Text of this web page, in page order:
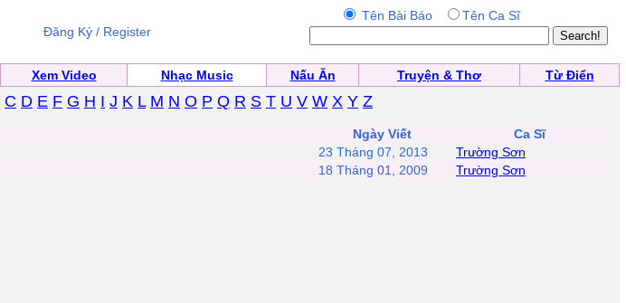
Đăng Ký / Register
Tên Bài Báo Tên Ca Sĩ
Xem Video Nhạc Music Nấu Ăn Truyện & Thơ
Từ Điển
C D E F G H I J K L M N O P Q R S T U V W X Y Z
Ngày Viết
Ca Sĩ
23 Tháng 07, 2013
Trường Sơn
18 Tháng 01, 2009 Trường Sơn